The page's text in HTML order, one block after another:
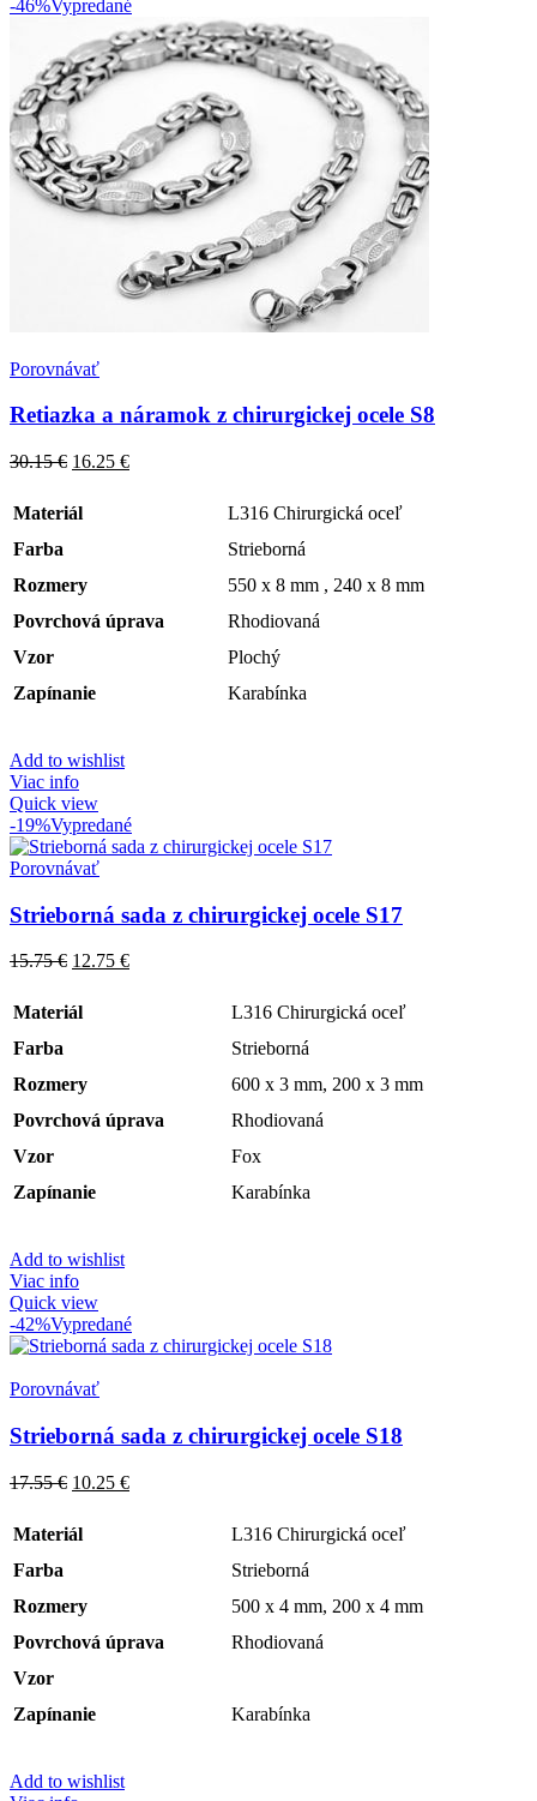
-46%Vypredané
Porovnávať
Retiazka a náramok z chirurgickej ocele S8
30.15€ 16.25 €
Materiál
L316 Chirurgická oceľ
Farba
Strieborná
Rozmery
550 x 8 mm , 240 x 8 mm
Povrchová úprava
Rhodiovaná
Vzor
Plochý
Zapínanie
Karabínka
Add to wishlist
Viac info
Quick view
-19%Vypredané
Porovnávať
Strieborná sada z chirurgickej ocele S17
15.75€ 12.75 €
Materiál
L316 Chirurgická oceľ
Farba
Strieborná
Rozmery
600 x 3 mm, 200 x 3 mm
Povrchová úprava
Rhodiovaná
Vzor
Fox
Zapínanie
Karabínka
Add to wishlist
Viac info
Quick view
-42%Vypredané
Porovnávať
Strieborná sada z chirurgickej ocele S18
17.55€ 10.25 €
Materiál
L316 Chirurgická oceľ
Farba
Strieborná
Rozmery
500 x 4 mm, 200 x 4 mm
Povrchová úprava
Rhodiovaná
Vzor
Zapínanie
Karabínka
Add to wishlist